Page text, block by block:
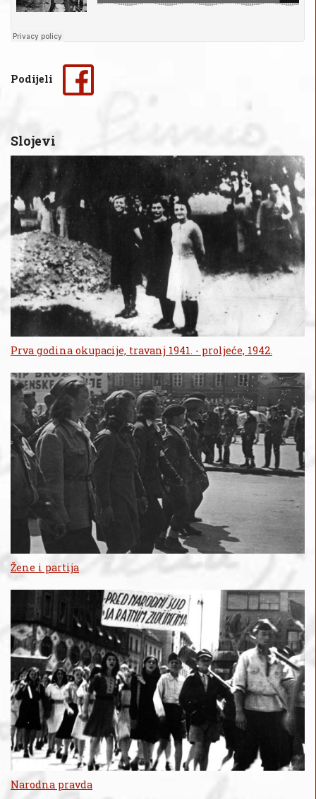
Podijeli
Slojevi
Prva godina okupacije, travanj 1941. - proljeće, 1942.
Žene i partija
Narodna pravda